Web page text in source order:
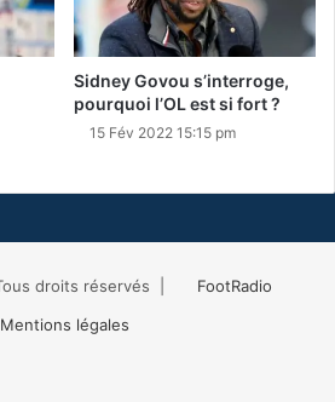
Sidney Govou s’interroge,
pourquoi l’OL est si fort ?
15 Fév 2022 15:15 pm
droits réservés |
FootRadio
Mentions légales